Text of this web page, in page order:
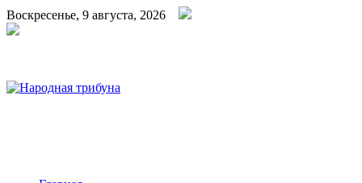
Воскресенье, 9 августа, 2026